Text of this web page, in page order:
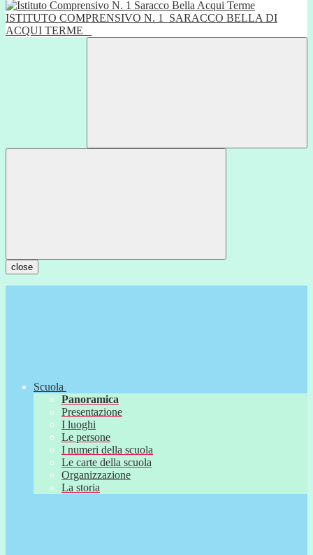
ISTITUTO COMPRENSIVO N. 1
SARACCO BELLA DI
ACQUI TERME
close
Scuola
Panoramica
Presentazione
I luoghi
Le persone
I numeri della scuola
Le carte della scuola
Organizzazione
La storia